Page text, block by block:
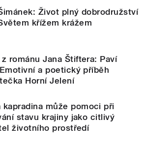
Život plný dobrodružství
křížem krážem
románu Jana Štiftera: Paví
a poetický příběh
Horní Jelení
kapradina může pomoci při
stavu krajiny jako citlivý
životního prostředí